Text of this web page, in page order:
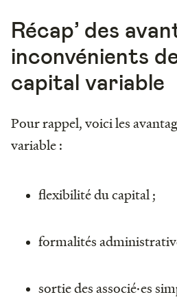
Récap’ des
inconvénients
capital variable
Pour rappel, voici les
variable :
flexibilité du capital ;
formalités
sortie des associé·es